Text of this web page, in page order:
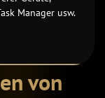
Manager usw.
von